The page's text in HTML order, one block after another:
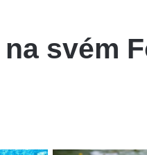
svém